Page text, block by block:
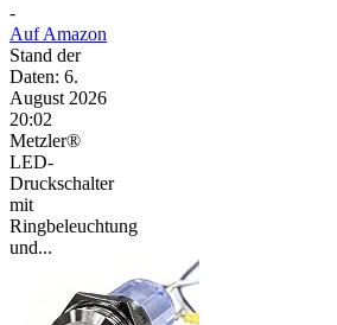
-
Auf Amazon
Stand der
Daten: 6.
August 2026
20:02
Metzler®
LED-
Druckschalter
mit
Ringbeleuchtung
und...